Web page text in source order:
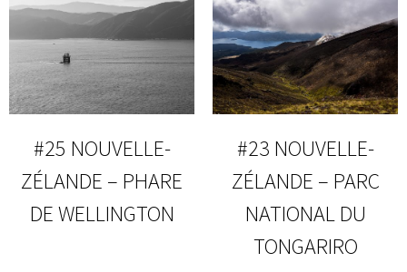
#25 NOUVELLE-
ZÉLANDE – PHARE
DE WELLINGTON
#23 NOUVELLE-
ZÉLANDE – PARC
NATIONAL DU
TONGARIRO